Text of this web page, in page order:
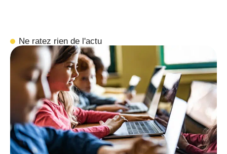
Ne ratez rien de l'actu